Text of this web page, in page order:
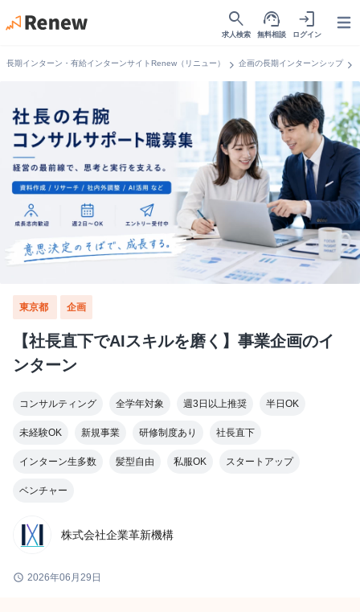
search
求人検索
support_agent
無料相談
login
ログイン
長期インターン・有給インターンサイトRenew（リニュー） chevron_right 企画の長期インターンシップchevron_right
東京都 企画
【社長直下でAIスキルを磨く】事業企画のイ
ンターン
コンサルティング 全学年対象 週3日以上推奨 半日OK
未経験OK 新規事業 研修制度あり 社長直下
インターン生多数 髪型自由 私服OK スタートアップ
ベンチャー
株式会社企業革新機構
schedule 2026年06月29日